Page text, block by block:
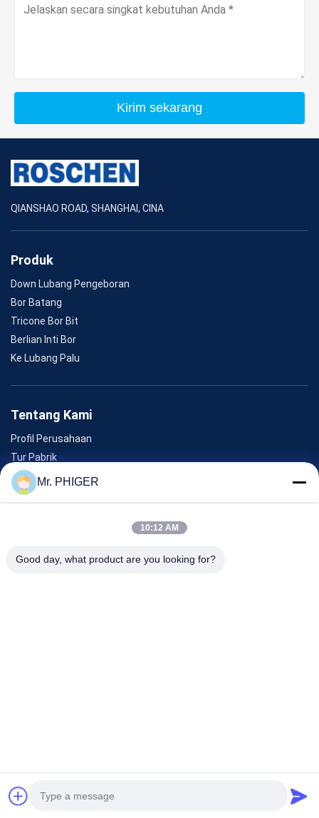
Kirim sekarang
QIANSHAO ROAD, SHANGHAI, CINA
Produk
Down Lubang Pengeboran
Bor Batang
Tricone Bor Bit
Berlian Inti Bor
Ke Lubang Palu
Tentang Kami
Profil Perusahaan
Tur Pabrik
Kontrol Kualitas
Sitemap
Mr. PHIGER
10:12 AM
Good day, what product are you looking for?